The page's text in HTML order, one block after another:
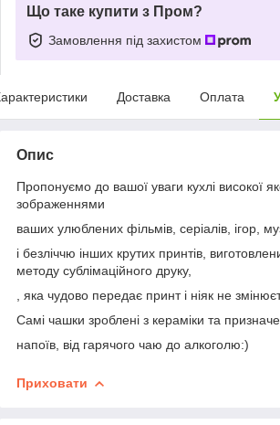
Що таке купити з Пром?
Замовлення під захистом
Доставка Оплата
Опис
Пропонуємо до вашої уваги кухлі високої
зображеннями
ваших улюблених фільмів, серіалів, ігор,
і безліччю інших крутих принтів,
методу сублімаційного друку,
, яка чудово передає принт і ніяк не
Самі чашки зроблені з кераміки та
напоїв, від гарячого чаю до алкоголю:)
Приховати